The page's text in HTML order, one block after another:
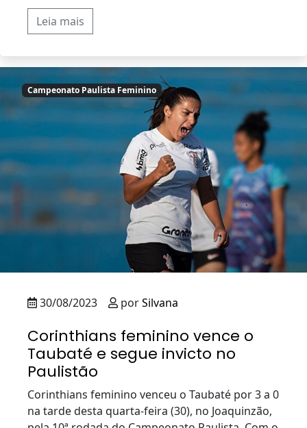
Leia mais
Campeonato Paulista Feminino
30/08/2023 porSilvana
Corinthians feminino vence o
Taubaté e segue invicto no
Paulistão
Corinthians feminino venceu o Taubaté por 3 a 0
na tarde desta quarta-feira (30), no Joaquinzão,